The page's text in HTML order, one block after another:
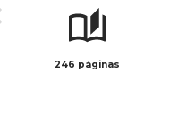
246 páginas